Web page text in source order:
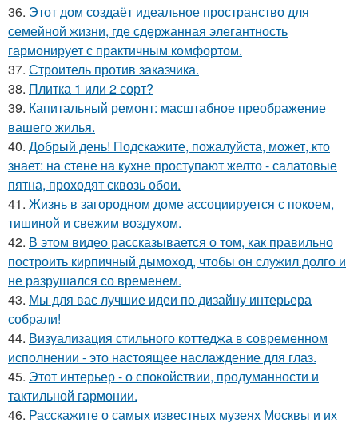
36. Этот дом создаёт идеальное пространство для
семейной жизни, где сдержанная элегантность
гармонирует с практичным комфортом.
37. Строитель против заказчика.
38. Плитка 1 или 2 сорт?
39. Капитальный ремонт: масштабное преображение
вашего жилья.
40. Добрый день! Подскажите, пожалуйста, может, кто
знает: на стене на кухне проступают желто - салатовые
пятна, проходят сквозь обои.
41. Жизнь в загородном доме ассоциируется с покоем,
тишиной и свежим воздухом.
42. В этом видео рассказывается о том, как правильно
построить кирпичный дымоход, чтобы он служил долго и
не разрушался со временем.
43. Мы для вас лучшие идеи по дизайну интерьера
собрали!
44. Визуализация стильного коттеджа в современном
исполнении - это настоящее наслаждение для глаз.
45. Этот интерьер - о спокойствии, продуманности и
тактильной гармонии.
46. Расскажите о самых известных музеях Москвы и их